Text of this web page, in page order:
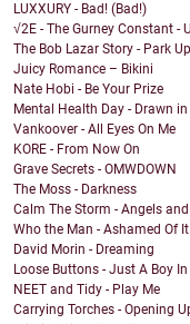
LUXXURY - Bad! (Bad!)
√2E - The Gurney Constant -
The Bob Lazar Story - Park
Juicy Romance – Bikini
Nate Hobi - Be Your Prize
Mental Health Day - Drawn
Vankoover - All Eyes On Me
KORE - From Now On
Grave Secrets - OMWDOWN
The Moss - Darkness
Calm The Storm - Angels
Who the Man - Ashamed Of It
David Morin - Dreaming
Loose Buttons - Just A Boy In
NEET and Tidy - Play Me
Carrying Torches - Opening